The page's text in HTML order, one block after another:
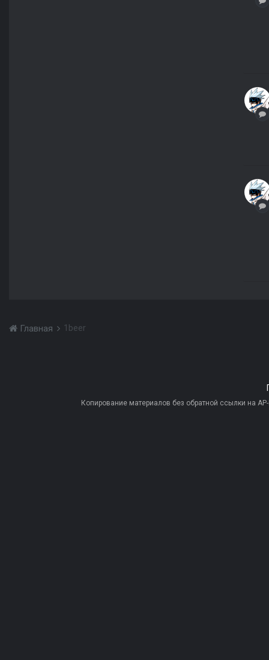
Главная 1beer
Копирование материалов без обратной ссылки на